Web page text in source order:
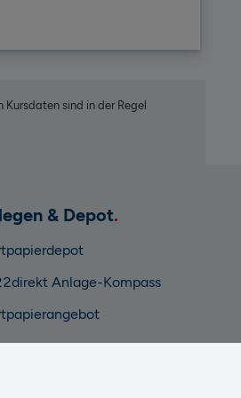
sind in der Regel
& Depot
Anlage-Kompass